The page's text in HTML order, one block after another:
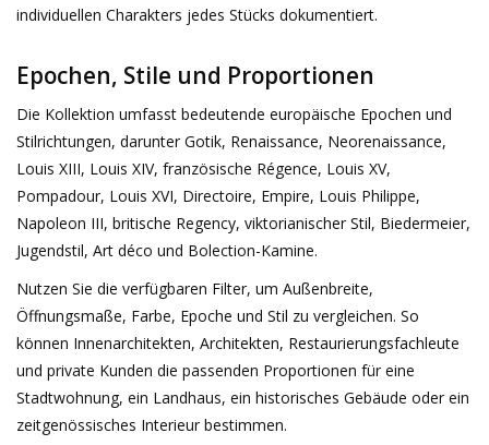
individuellen Charakters jedes Stücks dokumentiert.
Epochen, Stile und Proportionen
Die Kollektion umfasst bedeutende europäische Epochen und
Stilrichtungen, darunter Gotik, Renaissance, Neorenaissance,
Louis XIII, Louis XIV, französische Régence, Louis XV,
Pompadour, Louis XVI, Directoire, Empire, Louis Philippe,
Napoleon III, britische Regency, viktorianischer Stil, Biedermeier,
Jugendstil, Art déco und Bolection-Kamine.
Nutzen Sie die verfügbaren Filter, um Außenbreite,
Öffnungsmaße, Farbe, Epoche und Stil zu vergleichen. So
können Innenarchitekten, Architekten, Restaurierungsfachleute
und private Kunden die passenden Proportionen für eine
Stadtwohnung, ein Landhaus, ein historisches Gebäude oder ein
zeitgenössisches Interieur bestimmen.